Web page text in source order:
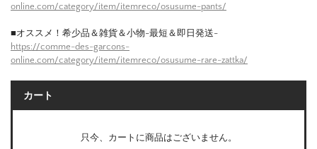
online.com/category/item/itemreco/osusume-pants/
■オススメ！希少品＆雑貨＆小物-最短＆即日発送-
https://comme-des-garcons-
online.com/category/item/itemreco/osusume-rare-zattka/
カート
只今、カートに商品はございません。